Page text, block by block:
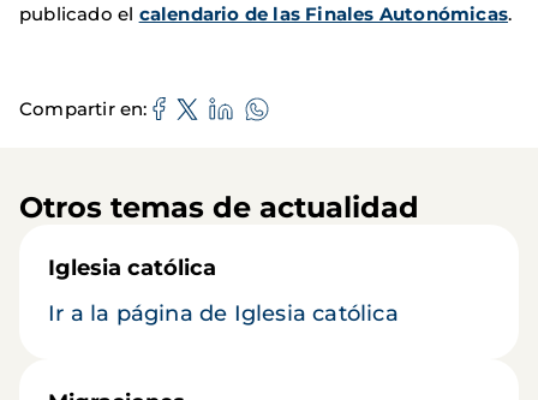
publicado el calendario de las Finales Autonómicas.
Compartir en
Otros temas de actualidad
Iglesia católica
Ir a la página de Iglesia católica